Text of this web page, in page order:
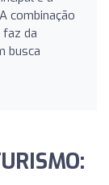
combinação
da
busca